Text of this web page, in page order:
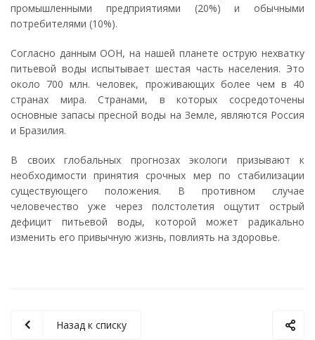
промышленными предприятиями (20%) и обычными
потребителями (10%).
Согласно данным ООН, на нашей планете острую нехватку
питьевой воды испытывает шестая часть населения. Это
около 700 млн. человек, проживающих более чем в 40
странах мира. Странами, в которых сосредоточены
основные запасы пресной воды на Земле, являются Россия
и Бразилия.
В своих глобальных прогнозах экологи призывают к
необходимости принятия срочных мер по стабилизации
существующего положения. В противном случае
человечество уже через полстолетия ощутит острый
дефицит питьевой воды, которой может радикально
изменить его привычную жизнь, повлиять на здоровье.
Назад к списку